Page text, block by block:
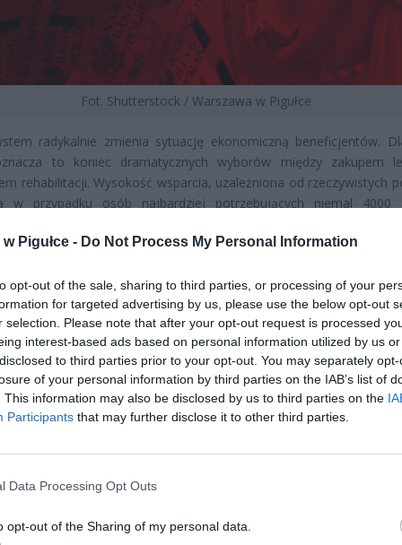
Pigułce - Do Not Process My Personal Information
opt-out of the sale, sharing to third parties, or processing of your
for targeted advertising by us, please use the below opt-out
selection. Please note that after your opt-out request is processed
interest-based ads based on personal information utilized by us
to third parties prior to your opt-out. You may separately
of your personal information by third parties on the IAB’s list of
This information may also be disclosed by us to third parties on the
Participants that may further disclose it to other third parties.
Data Processing Opt Outs
opt-out of the Sharing of my personal data.
Fot. Shutterstock / Warszawa w Pigułce
radykalnie zmienia sytuację ekonomiczną beneficjentów.
to koniec dramatycznych wyborów między zakupem
rehabilitacji. Wysokość wsparcia, uzależniona od rzeczywistych
w przypadku osób najbardziej potrzebujących niemal 4000
ad